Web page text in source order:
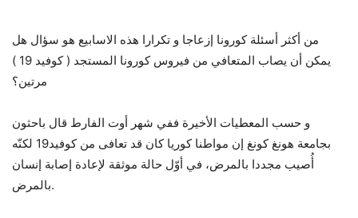
من أكثر أسئلة كورونا إزعاجا و تكرارا هذه الاسابيع هو سؤال هل
يمكن أن يصاب المتعافي من فيروس كورونا المستجد ( كوفيد 19 )
مرتين؟
و حسب المعطيات الأخيرة ففي شهر أوت الفارط قال باحثون
بجامعة هونغ كونغ إن مواطنا كوريا كان قد تعافى من كوفيد19 لكنّه
أُصيب مجددا بالمرض، في أوّل حالة موثقة لإعادة إصابة إنسان
بالمرض.